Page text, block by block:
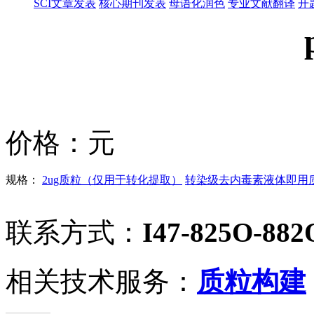
SCI文章发表 核心期刊发表 母语化润色 专业文献翻译 开
价格： 元
规格： 2ug质粒（仅用于转化提取） 转染级去内毒素液体即用
联系方式： I47-825O-
相关技术服务： 质粒构建